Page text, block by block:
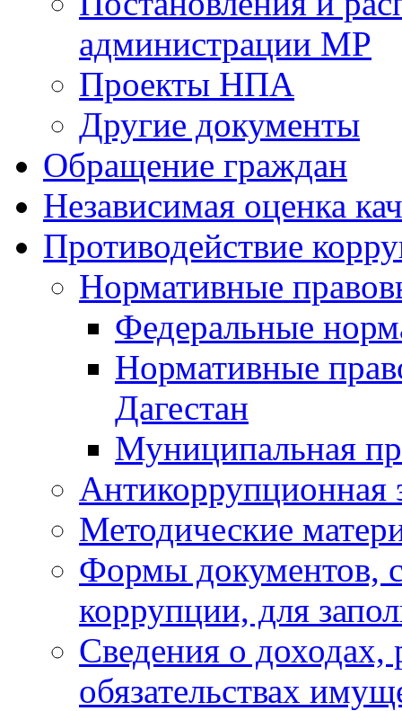
администрации МР
Проекты НПА
Другие документы
Обращение граждан
Независимая оценка
Противодействие
Нормативные
Федеральные
Нормативные
Дагестан
Муниципальная
Антикоррупционная
Методические
Формы документов,
коррупции, для
Сведения о доходах,
обязательствах